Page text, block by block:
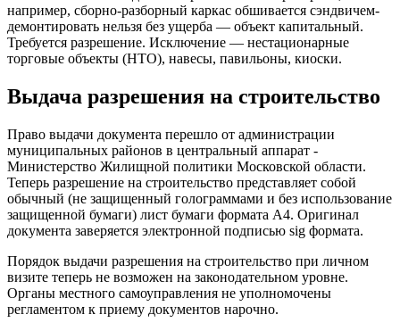
например, сборно-разборный каркас обшивается сэндвичем-
демонтировать нельзя без ущерба — объект капитальный.
Требуется разрешение. Исключение — нестационарные
торговые объекты (НТО), навесы, павильоны, киоски.
Выдача разрешения на строительство
Право выдачи документа перешло от администрации
муниципальных районов в центральный аппарат -
Министерство Жилищной политики Московской области.
Теперь разрешение на строительство представляет собой
обычный (не защищенный голограммами и без использование
защищенной бумаги) лист бумаги формата А4. Оригинал
документа заверяется электронной подписью sig формата.
Порядок выдачи разрешения на строительство при личном
визите теперь не возможен на законодательном уровне.
Органы местного самоуправления не уполномочены
регламентом к приему документов нарочно.